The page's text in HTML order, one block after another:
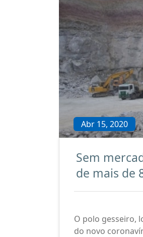
Abr 15, 2020
Sem
de mais de
O polo gesseiro,
do novo